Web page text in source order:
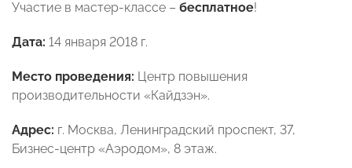
Участие в мастер-классе – бесплатное!
Дата: 14 января 2018 г.
Место проведения: Центр повышения
производительности «Кайдзэн».
Адрес: г. Москва, Ленинградский проспект, 37,
Бизнес-центр «Аэродом», 8 этаж.